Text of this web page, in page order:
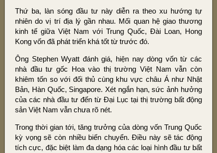
Thứ ba, làn sóng đầu tư này diễn ra theo xu hướng tự
nhiên do vị trí địa lý gần nhau. Mối quan hệ giao thương
kinh tế giữa Việt Nam với Trung Quốc, Đài Loan, Hong
Kong vốn đã phát triển khá tốt từ trước đó.
Ông Stephen Wyatt đánh giá, hiện nay dòng vốn từ các
nhà đầu tư gốc Hoa vào thị trường Việt Nam vẫn còn
khiêm tốn so với đối thủ cùng khu vực châu Á như Nhật
Bản, Hàn Quốc, Singapore. Xét ngắn hạn, sức ảnh hưởng
của các nhà đầu tư đến từ Đại Lục tại thị trường bất động
sản Việt Nam vẫn chưa rõ nét.
Trong thời gian tới, tăng trưởng của dòng vốn Trung Quốc
kỳ vọng sẽ còn nhiều biến chuyển. Điều này sẽ tác động
tích cực, đặc biệt làm đa dạng hóa các loại hình đầu tư bất